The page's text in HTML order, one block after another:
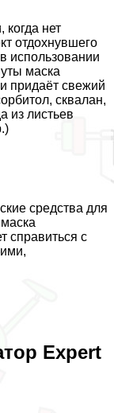
нет
отдохнувшего
использовании
маска
придаёт свежий
сквалан,
из листьев
средства для
справиться с
Expert